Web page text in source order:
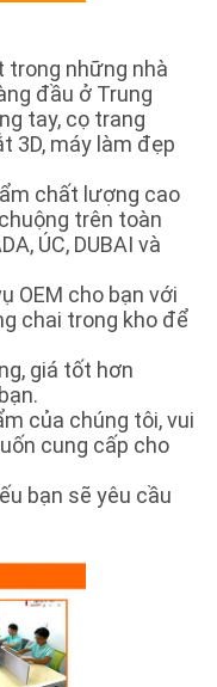
trong những nhà
đầu ở Trung
tay, cọ trang
3D, máy làm đẹp
chất lượng cao
trên toàn
ÚC, DUBAI và
OEM cho bạn với
chai trong kho để
giá tốt hơn
của chúng tôi, vui
cung cấp cho
bạn sẽ yêu cầu